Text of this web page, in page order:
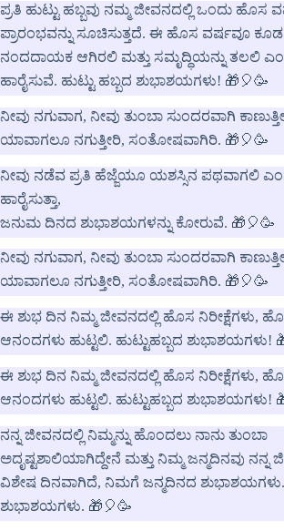
ಪ್ರತಿ ಹುಟ್ಟು ಹಬ್ಬವು ನಮ್ಮ ಜೀವನದಲ್ಲಿ ಒಂದು ಹೊಸ
ಪ್ರಾರಂಭವನ್ನು ಸೂಚಿಸುತ್ತದೆ. ಈ ಹೊಸ ವರ್ಷವೂ
ನಂದದಾಯಕ ಆಗಿರಲಿ ಮತ್ತು ಸಮೃದ್ಧಿಯನ್ನು ತಲಲಿ
ಹಾರೈಸುವೆ. ಹುಟ್ಟು ಹಬ್ಬದ ಶುಭಾಶಯಗಳು! 🎁🎈🥳
ನೀವು ನಗುವಾಗ, ನೀವು ತುಂಬಾ ಸುಂದರವಾಗಿ
ಯಾವಾಗಲೂ ನಗುತ್ತೀರಿ, ಸಂತೋಷವಾಗಿರಿ. 🎁🎈🥳
ನೀವು ನಡೆವ ಪ್ರತಿ ಹೆಜ್ಜೆಯೂ ಯಶಸ್ಸಿನ ಪಥವಾಗಲಿ
ಹಾರೈಸುತ್ತಾ,
ಜನುಮ ದಿನದ ಶುಭಾಶಯಗಳನ್ನು ಕೋರುವೆ. 🎁🎈🥳
ನೀವು ನಗುವಾಗ, ನೀವು ತುಂಬಾ ಸುಂದರವಾಗಿ
ಯಾವಾಗಲೂ ನಗುತ್ತೀರಿ, ಸಂತೋಷವಾಗಿರಿ. 🎁🎈🥳
ಈ ಶುಭ ದಿನ ನಿಮ್ಮ ಜೀವನದಲ್ಲಿ ಹೊಸ ನಿರೀಕ್ಷೆಗಳು,
ಆನಂದಗಳು ಹುಟ್ಟಲಿ. ಹುಟ್ಟುಹಬ್ಬದ ಶುಭಾಶಯಗಳು!
ಈ ಶುಭ ದಿನ ನಿಮ್ಮ ಜೀವನದಲ್ಲಿ ಹೊಸ ನಿರೀಕ್ಷೆಗಳು,
ಆನಂದಗಳು ಹುಟ್ಟಲಿ. ಹುಟ್ಟುಹಬ್ಬದ ಶುಭಾಶಯಗಳು!
ನನ್ನ ಜೀವನದಲ್ಲಿ ನಿಮ್ಮನ್ನು ಹೊಂದಲು ನಾನು ತುಂಬಾ
ಅದೃಷ್ಟಶಾಲಿಯಾಗಿದ್ದೇನೆ ಮತ್ತು ನಿಮ್ಮ ಜನ್ಮದಿನವು ನನ್ನ
ವಿಶೇಷ ದಿನವಾಗಿದೆ, ನಿಮಗೆ ಜನ್ಮದಿನದ ಶುಭಾಶಯಗಳು.
ಶುಭಾಶಯಗಳು. 🎁🎈🥳